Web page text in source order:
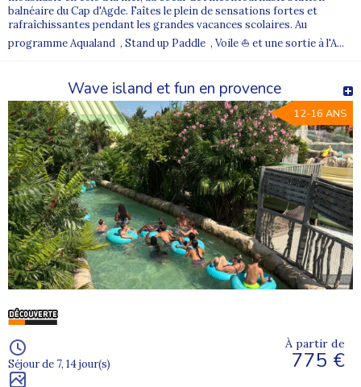
balnéaire du Cap d'Agde. Faîtes le plein de sensations fortes et
rafraîchissantes pendant les grandes vacances scolaires. Au
programme Aqualand , Stand up Paddle , Voile ⛵ et une sortie à l'A...
Wave island et fun en provence
12-16 ANS
Séjour de 7, 14 jour(s)
À partir de
775 €